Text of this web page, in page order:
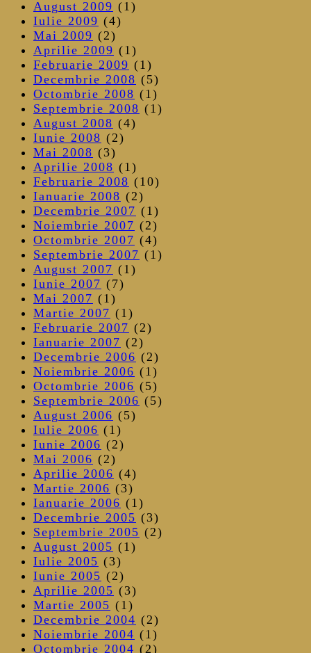
August 2009 (1)
Iulie 2009 (4)
Mai 2009 (2)
Aprilie 2009 (1)
Februarie 2009 (1)
Decembrie 2008 (5)
Octombrie 2008 (1)
Septembrie 2008 (1)
August 2008 (4)
Iunie 2008 (2)
Mai 2008 (3)
Aprilie 2008 (1)
Februarie 2008 (10)
Ianuarie 2008 (2)
Decembrie 2007 (1)
Noiembrie 2007 (2)
Octombrie 2007 (4)
Septembrie 2007 (1)
August 2007 (1)
Iunie 2007 (7)
Mai 2007 (1)
Martie 2007 (1)
Februarie 2007 (2)
Ianuarie 2007 (2)
Decembrie 2006 (2)
Noiembrie 2006 (1)
Octombrie 2006 (5)
Septembrie 2006 (5)
August 2006 (5)
Iulie 2006 (1)
Iunie 2006 (2)
Mai 2006 (2)
Aprilie 2006 (4)
Martie 2006 (3)
Ianuarie 2006 (1)
Decembrie 2005 (3)
Septembrie 2005 (2)
August 2005 (1)
Iulie 2005 (3)
Iunie 2005 (2)
Aprilie 2005 (3)
Martie 2005 (1)
Decembrie 2004 (2)
Noiembrie 2004 (1)
Octombrie 2004 (2)